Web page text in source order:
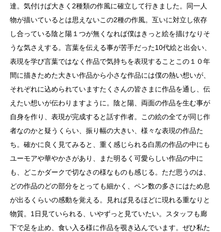
達。気付けば大きく2種類の作風に確立して行きました。同一人
物が描いているとは思えないこの2種の作風。互いに対立し依存
し合っている陰と陽１つが無くなれば僕はきっと絵を描けなりそ
うな気さえする。言葉を伝える事が苦手だった10代絵と出会い、
表現を学び言葉ではなく作品で気持ちを表現することこの１０年
間に描きためた大きい作品から小さな作品には僕の熱い想いが、
それぞれに込められていますたくさんの皆さまに作品を通し、伝
えたい想いが伝わりますように。陰と陽、両面の作品を生む事が
自身を作り、表現が完成すると話す作者。この絵の全てが同じ作
者なのかと疑うくらい、振り幅の大きい、様々な表現の作品た
ち。確かに良く見てみると、重く感じられる白黒の作品の中にも
ユーモアや華やかさがあり、また明るく可愛らしい作品の中に
も、どこかダークで切なさの様なものも感じる。ただ思うのは、
どの作品のどの部分をとっても細かく、ペン数の多さにはため息
が出るくらいの感動を覚える。見れば見るほどに現れる重なりと
物質。1日見ていられる、いやずっと見ていたい。スタッフも廊
下で足を止め、食い入る様に作品を覗き込んでいます。ぜひ私た